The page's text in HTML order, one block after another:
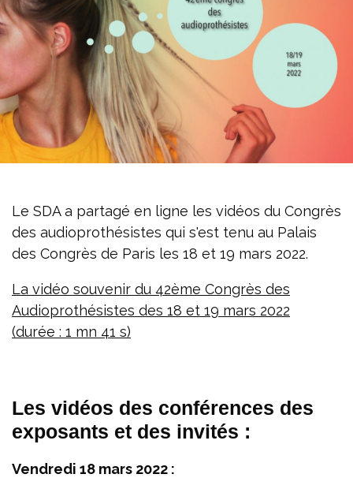
Le SDA a partagé en ligne les vidéos du Congrès
des audioprothésistes qui s'est tenu au Palais
des Congrès de Paris les 18 et 19 mars 2022.
La vidéo souvenir du 42ème Congrès des
Audioprothésistes des 18 et 19 mars 2022
(durée : 1 mn 41 s)
Les vidéos des conférences des
exposants et des invités :
Vendredi 18 mars 2022 :